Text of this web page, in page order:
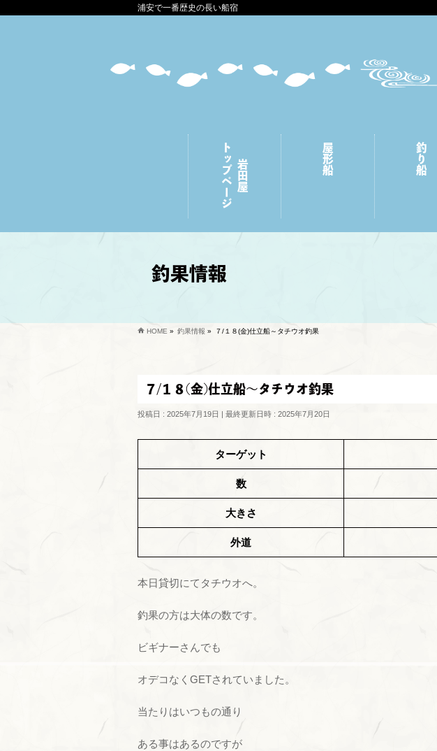
浦安で一番歴史の長い船宿
岩田屋
トップページ 屋形船 釣り船
釣果情報
HOME » 釣果情報 » ７/１８(金)仕立船～タチウオ釣果
７/１８(金)仕立船～タチウオ釣果
投稿日 : 2025年7月19日 最終更新日時 : 2025年7月20日
ターゲット
数
大きさ
外道
本日貸切にてタチウオへ。
釣果の方は大体の数です。
ビギナーさんでも
オデコなくGETされていました。
当たりはいつもの通り
ある事はあるのですが